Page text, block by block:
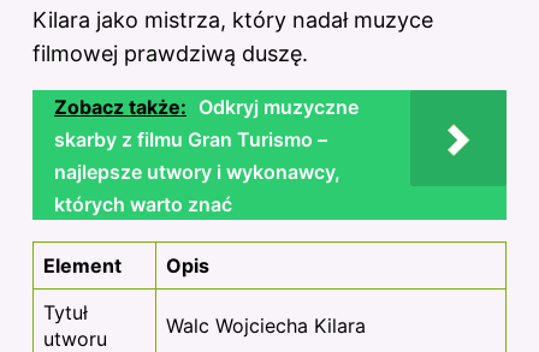
Kilara jako mistrza, który nadał muzyce
filmowej prawdziwą duszę.
Zobacz także: Odkryj muzyczne
skarby z filmu Gran Turismo –
najlepsze utwory i wykonawcy,
których warto znać
Element
Opis
Tytuł
utworu
Walc Wojciecha Kilara